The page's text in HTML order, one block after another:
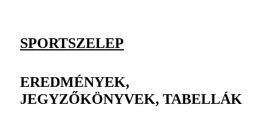
SPORTSZELEP
EREDMÉNYEK,
JEGYZŐKÖNYVEK, TABELLÁK